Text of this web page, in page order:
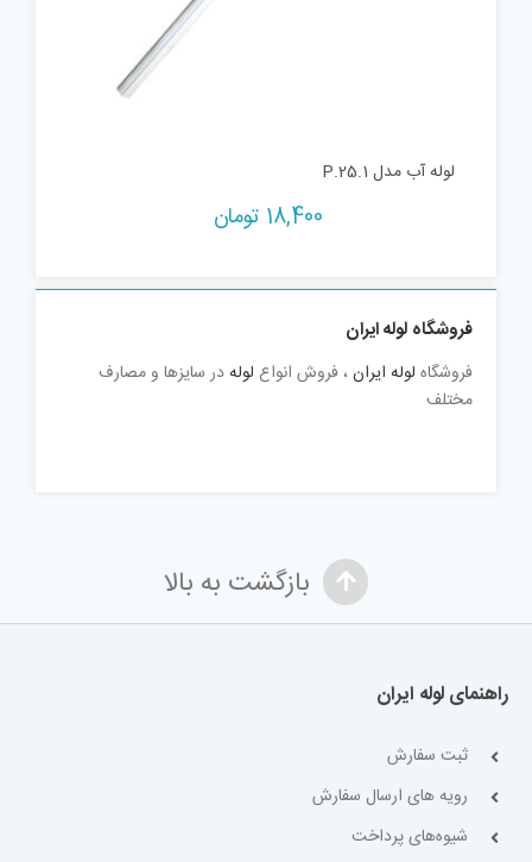
لوله آب مدل P.25.1
18,400 تومان
فروشگاه لوله ایران
فروشگاه لوله ایران، فروش انواع لولهدر سایزها و مصارف
مختلف
بازگشت به بالا
راهنمای لوله ایران
ثبت سفارش
رویه های ارسال سفارش
شیوه‌های پرداخت